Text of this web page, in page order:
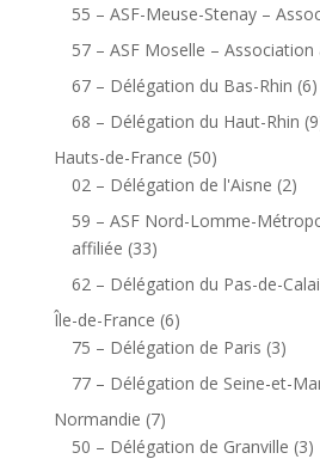
55 – ASF-Meuse-Stenay –
57 – ASF Moselle – Association
67 – Délégation du Bas-Rhin (6)
68 – Délégation du Haut-Rhin
Hauts-de-France (50)
02 – Délégation de l'Aisne (2)
59 – ASF Nord-Lomme-
affiliée (33)
62 – Délégation du Pas-de-
Île-de-France (6)
75 – Délégation de Paris (3)
77 – Délégation de Seine-et-
Normandie (7)
50 – Délégation de Granville (3)